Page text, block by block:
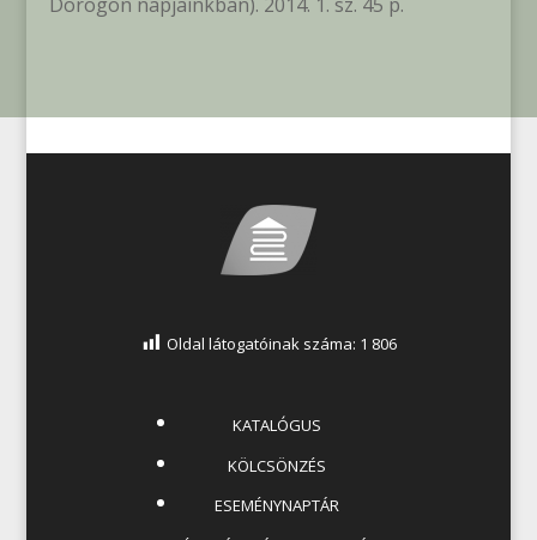
Oldal látogatóinak száma: 1 806
KATALÓGUS
KÖLCSÖNZÉS
ESEMÉNYNAPTÁR